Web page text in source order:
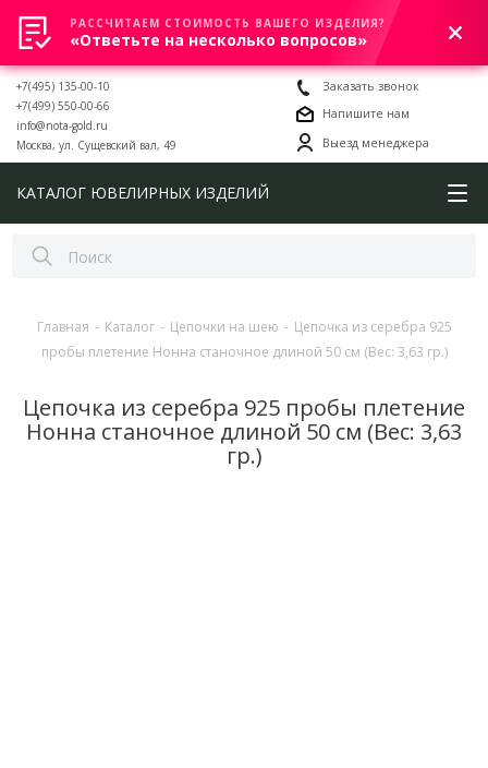
0
+7(495) 135-00-10
+7(499) 550-00-66
info@nota-gold.ru
Москва, ул. Сущевский вал, 49
Заказать звонок
Напишите нам
Выезд менеджера
КАТАЛОГ ЮВЕЛИРНЫХ ИЗДЕЛИЙ
Главная - Каталог - Цепочки на шею - Цепочка из серебра 925
пробы плетение Нонна станочное длиной 50 см (Вес: 3,63 гр.)
Цепочка из серебра 925 пробы плетение
Нонна станочное длиной 50 см (Вес: 3,63
гр.)
РАССЧИТАЕМ СТОИМОСТЬ ВАШЕГО ИЗДЕЛИЯ?
«Ответьте на несколько вопросов»